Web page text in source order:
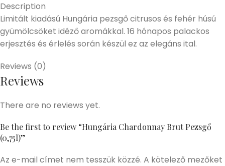
Description
Limitált kiadású Hungária pezsgő citrusos és fehér húsú
gyümölcsöket idéző aromákkal. 16 hónapos palackos
erjesztés és érlelés során készül ez az elegáns ital.
Reviews (0)
Reviews
There are no reviews yet.
Be the first to review “Hungária Chardonnay Brut Pezsgő
(0,75l)”
Az e-mail címet nem tesszük közzé. A kötelező mezőket